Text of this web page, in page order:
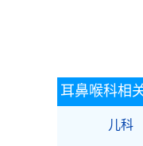
耳鼻喉科相
儿科